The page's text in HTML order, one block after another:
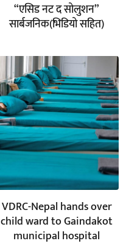
“एसिड नट द सोलुशन”
सार्बजनिक(भिडियो सहित)
VDRC-Nepal hands over
child ward to Gaindakot
municipal hospital